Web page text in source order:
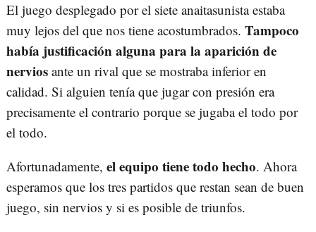
El juego desplegado por el siete anaitasunista estaba
muy lejos del que nos tiene acostumbrados. Tampoco
había justificación alguna para la aparición de
nervios ante un rival que se mostraba inferior en
calidad. Si alguien tenía que jugar con presión era
precisamente el contrario porque se jugaba el todo por
el todo.
Afortunadamente, el equipo tiene todo hecho. Ahora
esperamos que los tres partidos que restan sean de buen
juego, sin nervios y si es posible de triunfos.